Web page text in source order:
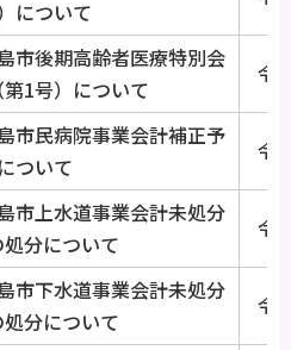
について
市後期高齢者医療特別会
1号）について
令
市民病院事業会計補正予
ついて
令
市上水道事業会計未処分
分について
令
市下水道事業会計未処分
分について
令